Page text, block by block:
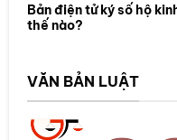
Bản điện tử ký số hộ
thế nào?
VĂN BẢN LUẬT